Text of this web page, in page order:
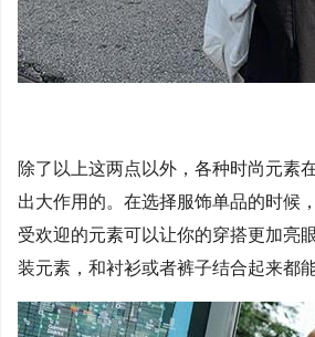
除了以上这两点以外，各种时尚元素
出大作用的。在选择服饰单品的时候
受欢迎的元素可以让你的穿搭更加亮
装元素，和衬衫或者裤子结合起来都